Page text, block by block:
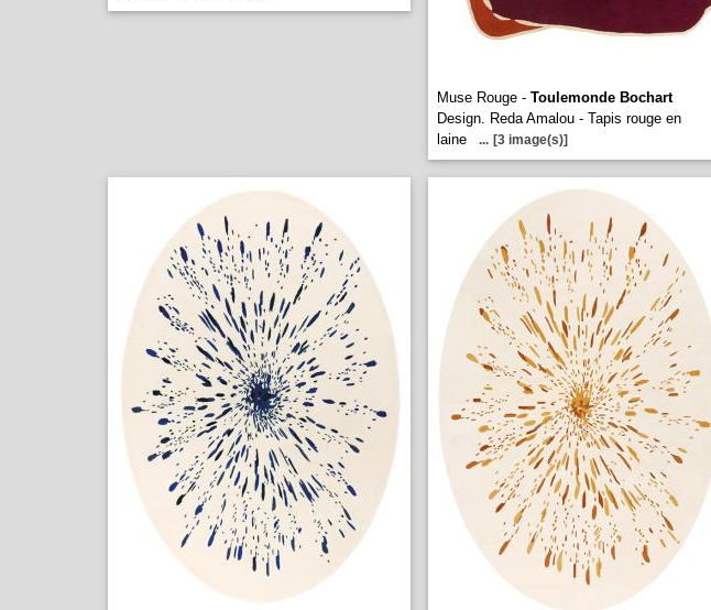
Muse Rouge - Toulemonde Bochart
Design. Reda Amalou - Tapis rouge en
laine
... [3 image(s)]